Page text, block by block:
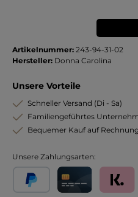
Artikelnummer: 243-94-31-02
Hersteller: Donna Carolina
Unsere Vorteile
Schneller Versand (Di - Sa)
Familiengeführtes
Bequemer Kauf auf Rechnung
Unsere Zahlungsarten: